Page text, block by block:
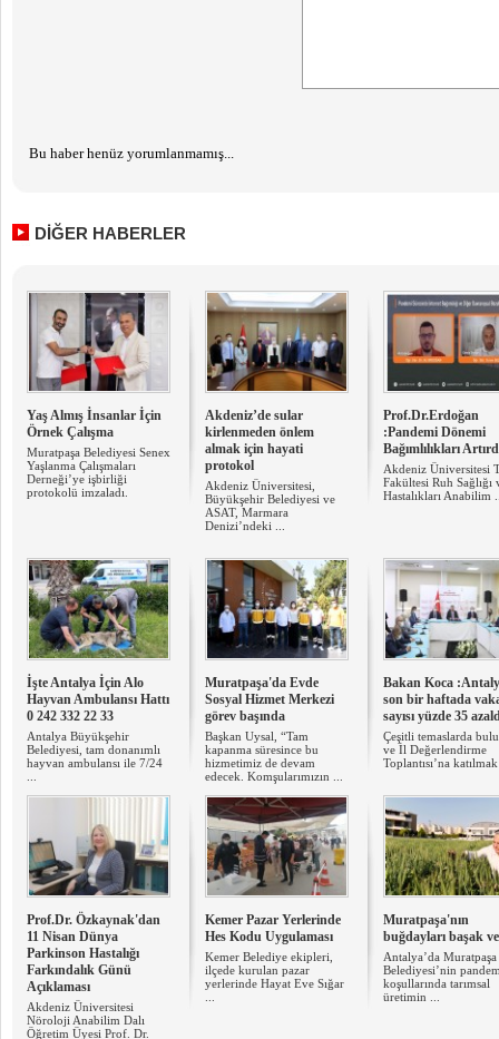
Bu haber henüz yorumlanmamış...
DİĞER HABERLER
Yaş Almış İnsanlar İçin
Örnek Çalışma
Muratpaşa Belediyesi Senex
Yaşlanma Çalışmaları
Derneği’ye işbirliği
protokolü imzaladı.
Akdeniz’de sular
kirlenmeden önlem
almak için hayati
protokol
Akdeniz Üniversitesi,
Büyükşehir Belediyesi ve
ASAT, Marmara
Denizi’ndeki ...
Prof.Dr.Erdoğan
:Pandemi Dönemi
Bağımlılıkları
Akdeniz Üniversitesi
Fakültesi Ruh Sağlığı
Hastalıkları Anabilim
İşte Antalya İçin Alo
Hayvan Ambulansı Hattı
0 242 332 22 33
Antalya Büyükşehir
Belediyesi, tam donanımlı
hayvan ambulansı ile 7/24
Muratpaşa'da Evde
Sosyal Hizmet Merkezi
görev başında
Başkan Uysal, “Tam
kapanma süresince bu
hizmetimiz de devam
edecek. Komşularımızın ...
Bakan Koca
son bir haftada
sayısı yüzde 35
Çeşitli temaslarda
ve İl Değerlendirme
Toplantısı’na
Prof.Dr. Özkaynak'dan
11 Nisan Dünya
Parkinson Hastalığı
Farkındalık Günü
Açıklaması
Akdeniz Üniversitesi
Nöroloji Anabilim Dalı
Öğretim Üyesi Prof. Dr.
Kemer Pazar Yerlerinde
Hes Kodu Uygulaması
Kemer Belediye ekipleri,
ilçede kurulan pazar
yerlerinde Hayat Eve Sığar
Muratpaşa'nın
buğdayları başak
Antalya’da Muratpaşa
Belediyesi’nin
koşullarında tarımsal
üretimin ...